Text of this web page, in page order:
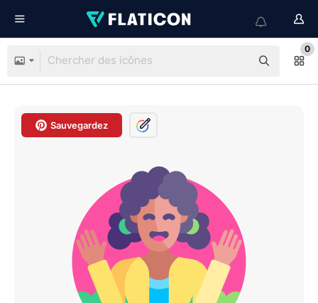
0
Sauvegardez